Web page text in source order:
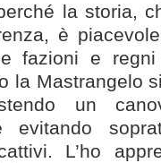
la storia,
è
fazioni e
la Mastrangelo
un
evitando
L’ho